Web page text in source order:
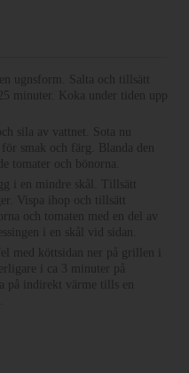
ugnsform. Salta och tillsätt
minuter. Koka under tiden upp
sila av vattnet. Sota nu
smak och färg. Blanda den
tomater och bönorna.
i en mindre skål. Tillsätt
Vispa ihop och tillsätt
och tomaten med en del av
i en skål vid sidan.
med köttsidan ner på grillen i
i ca 3 minuter på
på indirekt värme tills en